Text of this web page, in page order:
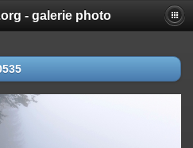
- galerie photo